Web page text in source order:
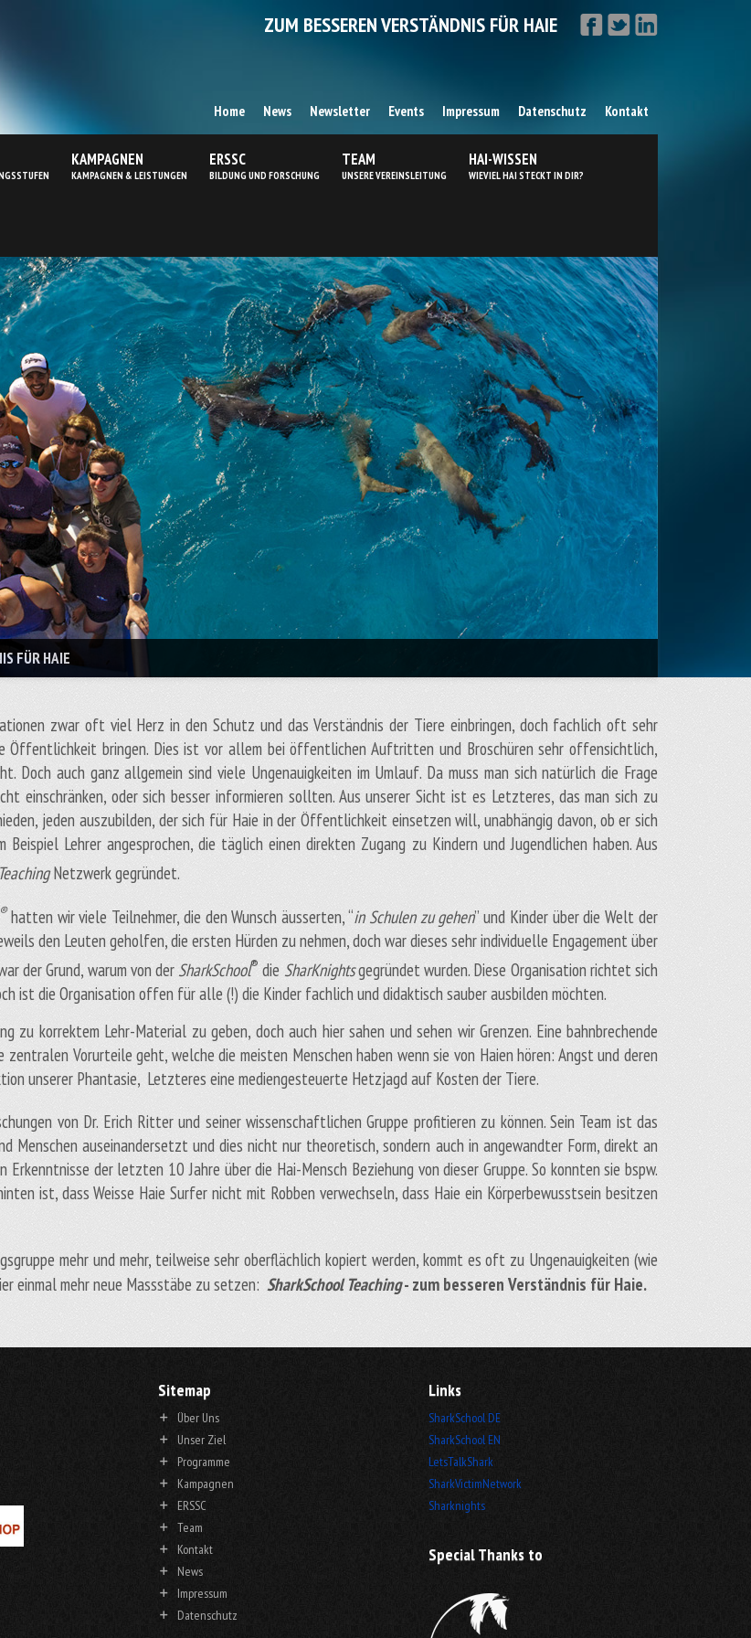
Home News Newsletter Events Impressum Datenschutz Kontakt
KAMPAGNEN
KAMPAGNEN & LEISTUNGEN
ERSSC
BILDUNG UND FORSCHUNG
TEAM
UNSERE VEREINSLEITUNG
HAI-WISSEN
WIEVIEL HAI STECKT IN DIR?
ZUM BESSEREN VERSTÄNDNIS FÜR HAIE
FÜR HAIE
zwar oft viel Herz in den Schutz und das Verständnis der Tiere einbringen, doch fachlich oft sehr
Öffentlichkeit bringen. Dies ist vor allem bei öffentlichen Auftritten und Broschüren sehr offensichtlich,
Doch auch ganz allgemein sind viele Ungenauigkeiten im Umlauf. Da muss man sich natürlich die Frage
einschränken, oder sich besser informieren sollten. Aus unserer Sicht ist es Letzteres, das man sich zu
jeden auszubilden, der sich für Haie in der Öffentlichkeit einsetzen will, unabhängig davon, ob er sich
Lehrer angesprochen, die täglich einen direkten Zugang zu Kindern und Jugendlichen haben. Aus
Netzwerk gegründet.
hatten wir viele Teilnehmer, die den Wunsch äusserten, “in Schulen zu gehen” und Kinder über die Welt der
den Leuten geholfen, die ersten Hürden zu nehmen, doch war dieses sehr individuelle Engagement über
der Grund, warum von der SharkSchool® die SharKnightsgegründet wurden. Diese Organisation richtet sich
ist die Organisation offen für alle (!) die Kinder fachlich und didaktisch sauber ausbilden möchten.
korrektem Lehr-Material zu geben, doch auch hier sahen und sehen wir Grenzen. Eine bahnbrechende
Vorurteile geht, welche die meisten Menschen haben wenn sie von Haien hören: Angst und deren
unserer Phantasie, Letzteres eine mediengesteuerte Hetzjagd auf Kosten der Tiere.
von Dr. Erich Ritter und seiner wissenschaftlichen Gruppe profitieren zu können. Sein Team ist das
Menschen auseinandersetzt und dies nicht nur theoretisch, sondern auch in angewandter Form, direkt an
der letzten 10 Jahre über die Hai-Mensch Beziehung von dieser Gruppe. So konnten sie bspw.
ist, dass Weisse Haie Surfer nicht mit Robben verwechseln, dass Haie ein Körperbewusstsein besitzen
mehr und mehr, teilweise sehr oberflächlich kopiert werden, kommt es oft zu Ungenauigkeiten (wie
einmal mehr neue Massstäbe zu setzen: SharkSchool Teaching- zum besseren Verständnis für Haie.
Sitemap
Über Uns
Unser Ziel
Programme
Kampagnen
ERSSC
Team
Kontakt
News
Impressum
Datenschutz
Links
SharkSchool DE
SharkSchool EN
LetsTalkShark
SharkVictimNetwork
Sharknights
Special Thanks to